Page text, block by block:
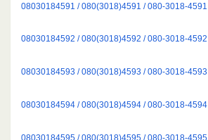
08030184591 / 080(3018)4591 / 080-3018-4591
08030184592 / 080(3018)4592 / 080-3018-4592
08030184593 / 080(3018)4593 / 080-3018-4593
08030184594 / 080(3018)4594 / 080-3018-4594
08030184595 / 080(3018)4595 / 080-3018-4595